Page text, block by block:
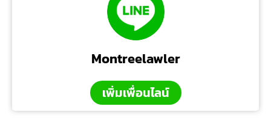
Montreelawler
เพิ่มเพื่อนไลน์